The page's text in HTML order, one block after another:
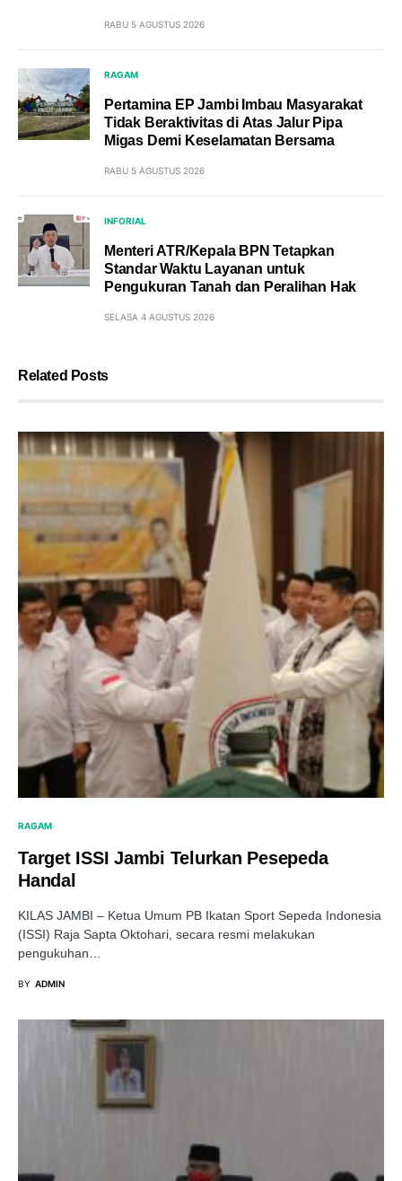
RABU 5 AGUSTUS 2026
RAGAM
Pertamina EP Jambi Imbau Masyarakat
Tidak Beraktivitas di Atas Jalur Pipa
Migas Demi Keselamatan Bersama
RABU 5 AGUSTUS 2026
INFORIAL
Menteri ATR/Kepala BPN Tetapkan
Standar Waktu Layanan untuk
Pengukuran Tanah dan Peralihan Hak
SELASA 4 AGUSTUS 2026
Related Posts
RAGAM
Target ISSI Jambi Telurkan Pesepeda
Handal
KILAS JAMBI – Ketua Umum PB Ikatan Sport Sepeda Indonesia
(ISSI) Raja Sapta Oktohari, secara resmi melakukan
pengukuhan…
BY ADMIN